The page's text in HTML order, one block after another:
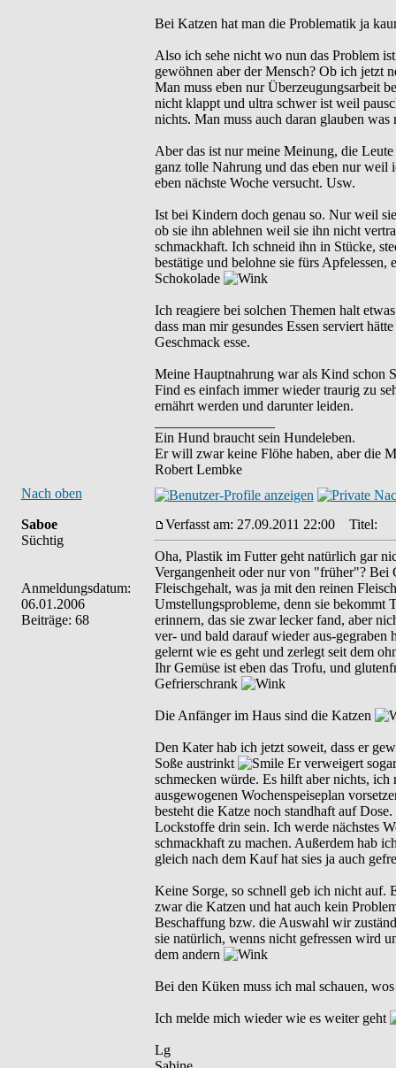
Bei Katzen hat man die Problematik ja
Also ich sehe nicht wo nun das Problem
gewöhnen aber der Mensch? Ob ich jetzt
Man muss eben nur Überzeugungsarbeit
nicht klappt und ultra schwer ist weil
nichts. Man muss auch daran glauben
Aber das ist nur meine Meinung, die
ganz tolle Nahrung und das eben nur weil
eben nächste Woche versucht. Usw.
Ist bei Kindern doch genau so. Nur weil
ob sie ihn ablehnen weil sie ihn nicht
schmackhaft. Ich schneid ihn in Stücke,
bestätige und belohne sie fürs Apfelessen,
Schokolade
Ich reagiere bei solchen Themen halt
dass man mir gesundes Essen serviert
Geschmack esse.
Meine Hauptnahrung war als Kind schon
Find es einfach immer wieder traurig zu
ernährt werden und darunter leiden.
Ein Hund braucht sein Hundeleben.
Er will zwar keine Flöhe haben, aber die
Robert Lembke
Nach oben
Saboe
Süchtig
Anmeldungsdatum:
06.01.2006
Beiträge: 68
Verfasst am: 27.09.2011 22:00 Titel:
Oha, Plastik im Futter geht natürlich gar
Vergangenheit oder nur von "früher"? Bei
Fleischgehalt, was ja mit den reinen
Umstellungsprobleme, denn sie bekommt
erinnern, das sie zwar lecker fand, aber
ver- und bald darauf wieder aus-gegraben
gelernt wie es geht und zerlegt seit dem
Ihr Gemüse ist eben das Trofu, und
Gefrierschrank
Die Anfänger im Haus sind die Katzen
Den Kater hab ich jetzt soweit, dass er
Soße austrinkt
Er verweigert sogar
schmecken würde. Es hilft aber nichts,
ausgewogenen Wochenspeiseplan
besteht die Katze noch standhaft auf
Lockstoffe drin sein. Ich werde nächstes
schmackhaft zu machen. Außerdem hab
gleich nach dem Kauf hat sies ja auch
Keine Sorge, so schnell geb ich nicht auf.
zwar die Katzen und hat auch kein
Beschaffung bzw. die Auswahl wir
sie natürlich, wenns nicht gefressen wird
dem andern
Bei den Küken muss ich mal schauen,
Ich melde mich wieder wie es weiter geht
Lg